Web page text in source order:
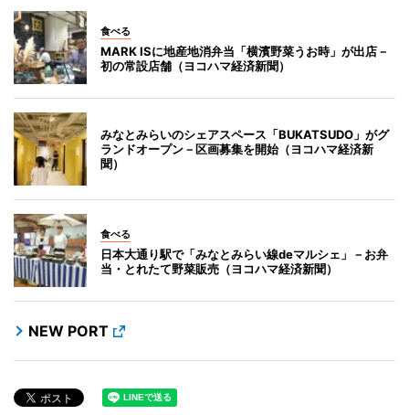
食べる
MARK ISに地産地消弁当「横濱野菜うお時」が出店－
初の常設店舗（ヨコハマ経済新聞）
みなとみらいのシェアスペース「BUKATSUDO」がグ
ランドオープン－区画募集を開始（ヨコハマ経済新
聞）
食べる
日本大通り駅で「みなとみらい線deマルシェ」－お弁
当・とれたて野菜販売（ヨコハマ経済新聞）
NEW PORT